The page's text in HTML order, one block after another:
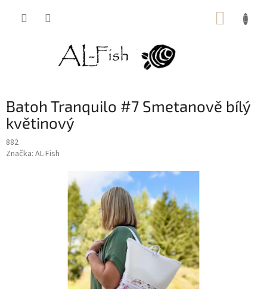
Batoh Tranquilo #7 Smetanově bílý
květinový
882
Značka: AL-Fish